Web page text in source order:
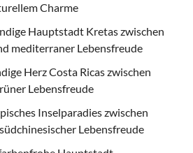
Charme
Hauptstadt Kretas zwischen
mediterraner Lebensfreude
Herz Costa Ricas zwischen
Lebensfreude
Inselparadies zwischen
Lebensfreude